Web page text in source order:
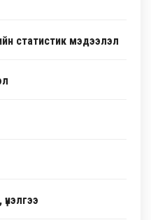
статистик мэдээлэл